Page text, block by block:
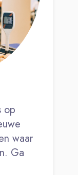
op
waar
Ga